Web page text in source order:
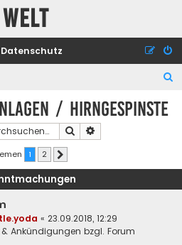
/ Hirngespinste
Suche
1 2
« 23.09.2018, 12:29
Ankündigungen bzgl. Forum